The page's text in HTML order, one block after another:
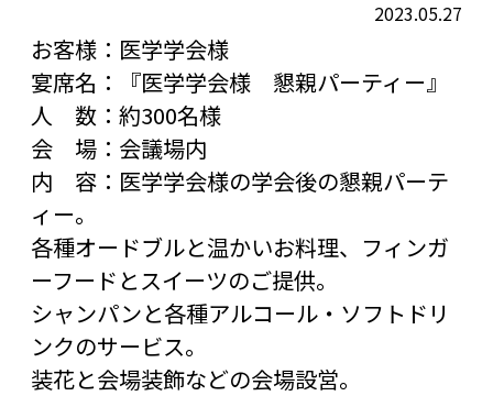
2023.05.27
お客様：医学学会様
宴席名：『医学学会様 懇親パーティー』
人 数：約300名様
会 場：会議場内
内 容：医学学会様の学会後の懇親パーテ
ィー。
各種オードブルと温かいお料理、フィンガ
ーフードとスイーツのご提供。
シャンパンと各種アルコール・ソフトドリ
ンクのサービス。
装花と会場装飾などの会場設営。